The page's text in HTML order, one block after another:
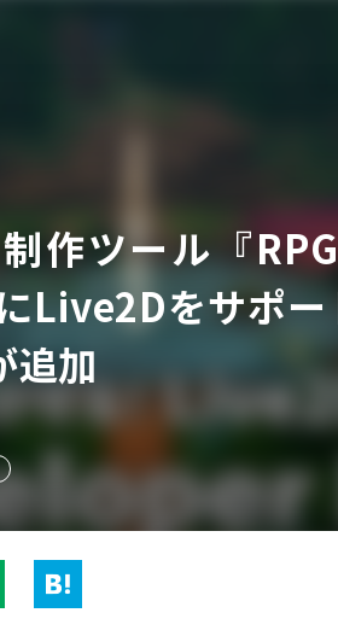
作ツール『
Live2Dをサポ
追加